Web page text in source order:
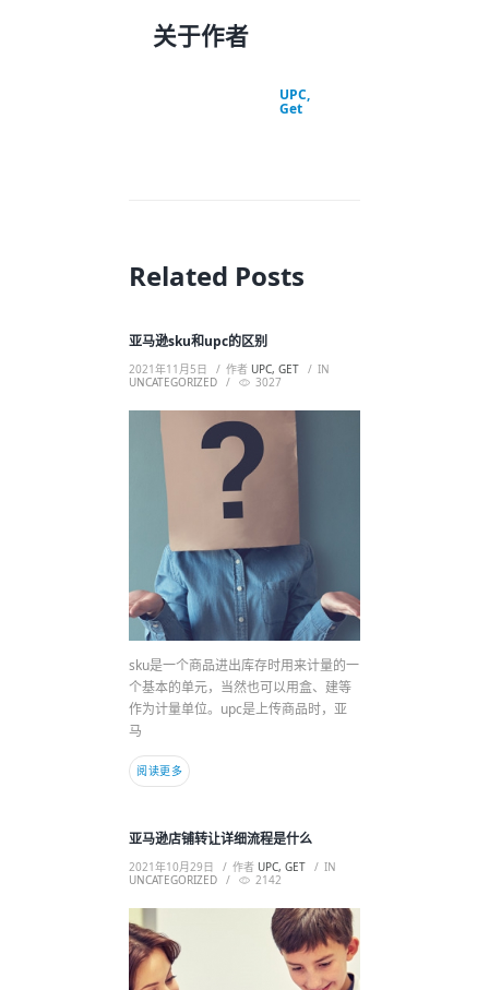
关于作者
UPC,
Get
Related Posts
亚马逊sku和upc的区别
2021年11月5日 作者 UPC, GET
IN
UNCATEGORIZED
3027
sku是一个商品进出库存时用来计量的一
个基本的单元，当然也可以用盒、建等
作为计量单位。upc是上传商品时，亚
马
阅读更多
亚马逊店铺转让详细流程是什么
2021年10月29日 作者 UPC, GET
IN
UNCATEGORIZED
2142